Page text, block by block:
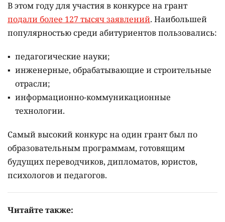
В этом году для участия в конкурсе на грант
подали более 127 тысяч заявлений. Наибольшей
популярностью среди абитуриентов пользовались:
педагогические науки;
инженерные, обрабатывающие и строительные
отрасли;
информационно-коммуникационные
технологии.
Самый высокий конкурс на один грант был по
образовательным программам, готовящим
будущих переводчиков, дипломатов, юристов,
психологов и педагогов.
Читайте также: